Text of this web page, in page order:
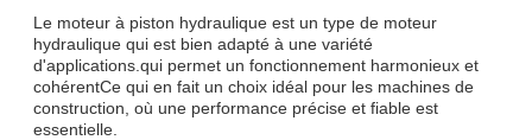
Le moteur à piston hydraulique est un type de moteur
hydraulique qui est bien adapté à une variété
d'applications.qui permet un fonctionnement harmonieux et
cohérentCe qui en fait un choix idéal pour les machines de
construction, où une performance précise et fiable est
essentielle.